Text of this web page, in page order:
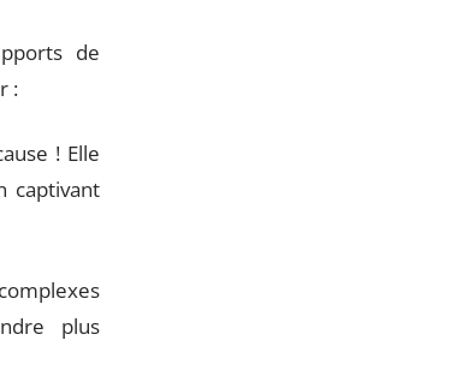
de
:
! Elle
captivant
plus